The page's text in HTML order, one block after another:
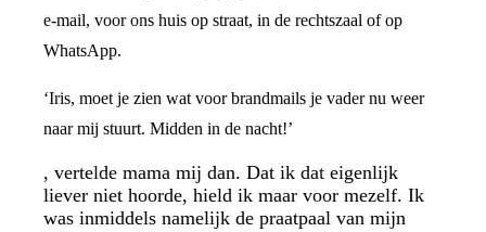
e-mail, voor ons huis op straat, in de rechtszaal of op
WhatsApp.
‘Iris, moet je zien wat voor brandmails je vader nu weer
naar mij stuurt. Midden in de nacht!’
, vertelde mama mij dan. Dat ik dat eigenlijk
liever niet hoorde, hield ik maar voor mezelf. Ik
was inmiddels namelijk de praatpaal van mijn